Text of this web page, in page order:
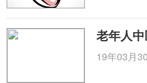
老年人
19年03月